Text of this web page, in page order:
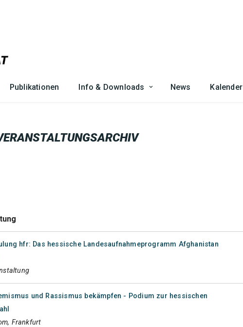
Publikationen Info & Downloads News Kalender
hfr: Das hessische Landesaufnahmeprogramm Afghanistan
und Rassismus bekämpfen - Podium zur hessischen
Frankfurt